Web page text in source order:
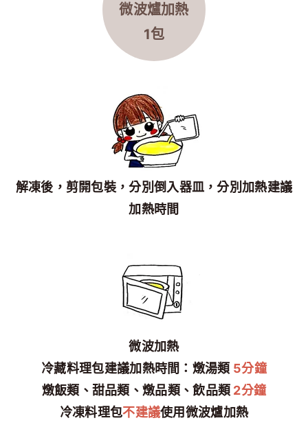
微波爐加熱
1包
解凍後，剪開包裝，分別倒入器皿，分別加熱建議
加熱時間
微波加熱
冷藏料理包建議加熱時間：燉湯類 5分鐘
燉飯類、甜品類、燉品類、飲品類 2分鐘
冷凍料理包不建議使用微波爐加熱